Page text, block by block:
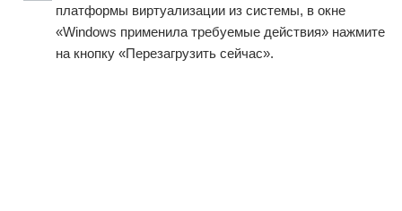
платформы виртуализации из системы, в окне
«Windows применила требуемые действия» нажмите
на кнопку «Перезагрузить сейчас».